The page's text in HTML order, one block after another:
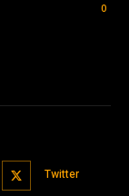
0
Twitter